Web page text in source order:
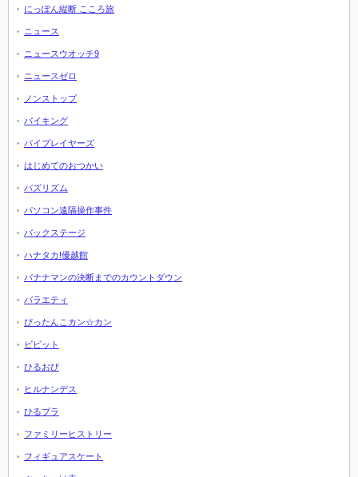
にっぽん縦断 こころ旅
ニュース
ニュースウオッチ9
ニュースゼロ
ノンストップ
バイキング
バイプレイヤーズ
はじめてのおつかい
バズリズム
パソコン遠隔操作事件
バックステージ
ハナタカ!優越館
バナナマンの決断までのカウントダウン
バラエティ
ぴったんこカン☆カン
ビビット
ひるおび
ヒルナンデス
ひるブラ
ファミリーヒストリー
フィギュアスケート